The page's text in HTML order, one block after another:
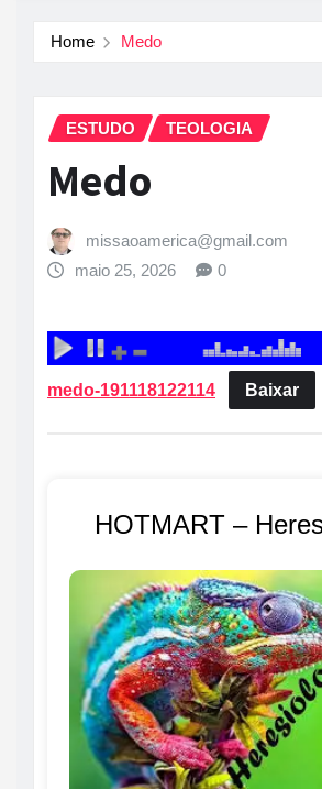
Home Medo
ESTUDO TEOLOGIA
Medo
missaoamerica@gmail.com
maio 25, 2026
0
medo-191118122114 Baixar
HOTMART –